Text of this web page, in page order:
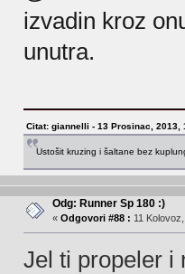
izvadin kroz
unutra.
Citat: giannelli - 13 Prosinac, 2013,
Ustošit kruzing i šaltane bez
Odg: Runner Sp 180 :)
« Odgovori #88 : 11
Jel ti propeler i